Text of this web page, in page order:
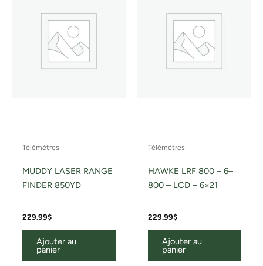
Télémètres
MUDDY LASER RANGE
FINDER 850YD
229.99$
Ajouter au
panier
Télémètres
HAWKE LRF 800 – 6–
800 – LCD – 6×21
229.99$
Ajouter au
panier